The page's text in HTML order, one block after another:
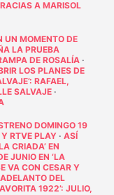
A MARISOL
UN MOMENTO DE
LA PRUEBA
DE ROSALÍA·
LOS PLANES DE
RAFAEL,
SALVAJE·
DOMINGO 19
Y RTVE PLAY· ASÍ
CRIADA’ EN
JUNIO EN ‘LA
VA CON CESAR Y
ADELANTO DEL
1922’: JULIO,